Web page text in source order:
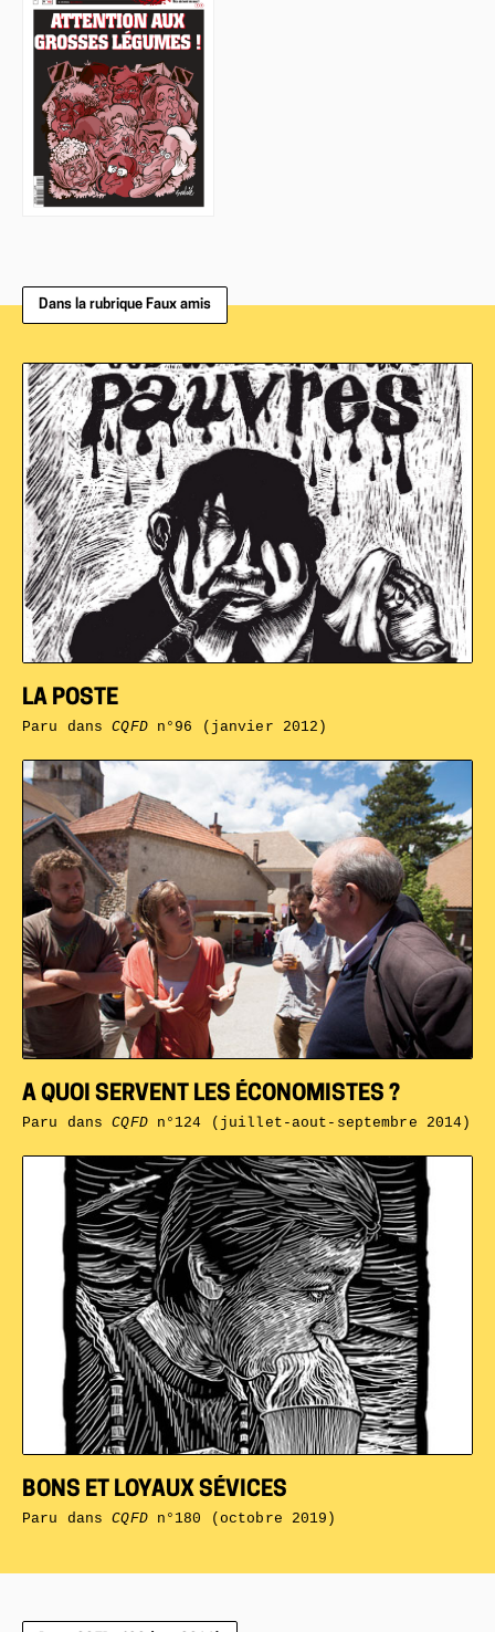
Dans la rubrique Faux amis
BONS ET LOYAUX SÉVICES
Paru dansCQFDn°180 (octobre 2019)
A QUOI SERVENT LES ÉCONOMISTES ?
Paru dansCQFDn°124 (juillet-aout-septembre 2014)
LA POSTE
Paru dansCQFDn°96 (janvier 2012)